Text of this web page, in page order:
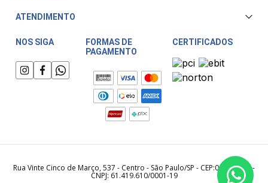
Trocas e Devoluções
Fale Conosco
Meu Cashback
ATENDIMENTO
Horário de atendimento:
Segunda a Sexta das 08:00 às 17:30
Sábado das 08:00 às 15:00
NOS SIGA
FORMAS DE
PAGAMENTO
CERTIFICADOS
Rua Vinte Cinco de Março, 537 - Centro - São Paulo/SP - CEP:01021-000 -
CNPJ: 61.419.610/0001-19